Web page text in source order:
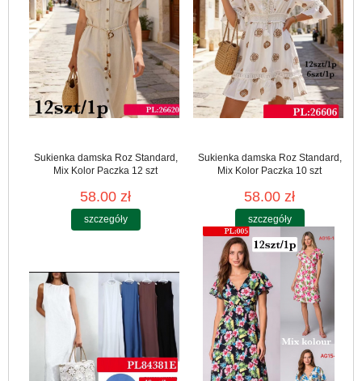
Sukienka damska Roz Standard,
Mix Kolor Paczka 12 szt
58.00 zł
szczegóły
Sukienka damska Roz Standard,
Mix Kolor Paczka 10 szt
58.00 zł
szczegóły